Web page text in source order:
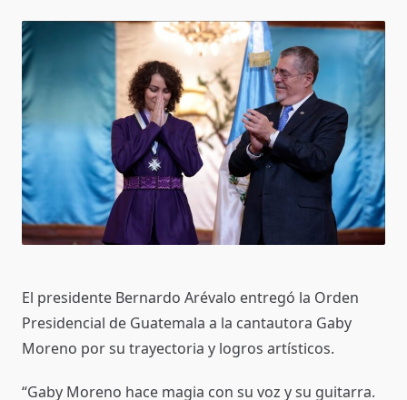
El presidente Bernardo Arévalo entregó la Orden
Presidencial de Guatemala a la cantautora Gaby
Moreno por su trayectoria y logros artísticos.
“Gaby Moreno hace magia con su voz y su guitarra.